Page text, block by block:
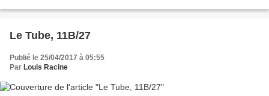
Le Tube, 11B/27
Publié le 25/04/2017 à 05:55
Par Louis Racine